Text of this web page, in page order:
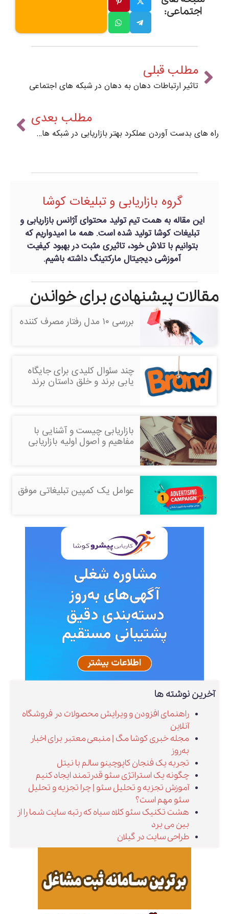
اجتماعی:
مطلب قبلی
تاثیر ارتباطات دهان به دهان در شبکه های اجتماعی
مطلب بعدی
راه های بدست آوردن عملکرد بهتر بازاریابی در شبکه های اجتماعی
گروه بازاریابی و تبلیغات کوشا
این مقاله به همت تیم تولید محتوای آژانس بازاریابی و
تبلیغات کوشا تولید شده است. همه ما امیدواریم که
بتوانیم با تلاش خود، تاثیری مثبت در بهبود کیفیت
آموزشی دیجیتال مارکتینگ داشته باشیم.
مقالات پیشنهادی برای خواندن
بررسی ۱۰ مدل رفتار مصرف کننده
چند سئوال کلیدی برای جایگاه
یابی برند و خلق داستان برند
بازاریابی چیست و آشنایی با
مفاهیم و اصول اولیه بازاریابی
عوامل یک کمپین تبلیغاتی موفق
آخرین نوشته ها
راهنمای افزودن و ویرایش محصولات در فروشگاه
آنلاین
مجله خبری کوشا مگ | منبعی معتبر برای اخبار
به‌روز
تجربه یک فنجان کاپوچینو سالم با نیتل
چگونه یک استراتژی سئو قدرتمند ایجاد کنیم
آموزش تجزیه و تحلیل سئو | چرا تجزیه و تحلیل
سئو مهم است؟
هشت تکنیک سئو کلاه سیاه که رتبه سایت شما را از
بین می برد
طراحی سایت در گیلان